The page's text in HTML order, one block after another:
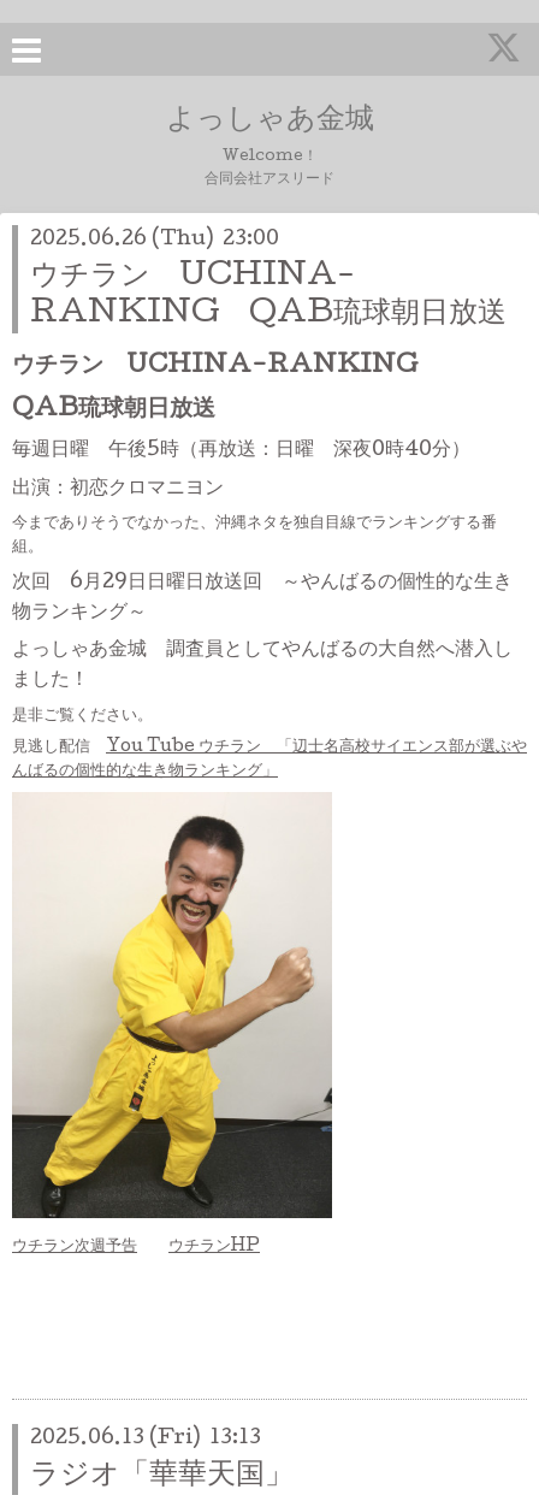
よっしゃあ金城
Welcome！
合同会社アスリード
2025.06.26 (Thu) 23:00
ウチラン UCHINA-
RANKING QAB琉球朝日放送
ウチラン UCHINA-RANKING
QAB琉球朝日放送
毎週日曜 午後5時（再放送：日曜 深夜0時40分）
出演：初恋クロマニヨン
今までありそうでなかった、沖縄ネタを独自目線でランキングする番
組。
次回 6月29日日曜日放送回 ～やんばるの個性的な生き
物ランキング～
よっしゃあ金城 調査員としてやんばるの大自然へ潜入し
ました！
是非ご覧ください。
見逃し配信
You Tube ウチラン 「辺士名高校サイエンス部が選ぶや
んばるの個性的な生き物ランキング」
ウチラン次週予告 ウチランHP
2025.06.13 (Fri) 13:13
ラジオ「華華天国」